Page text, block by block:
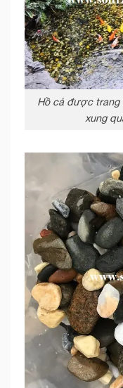
Hồ cá được trang
xung